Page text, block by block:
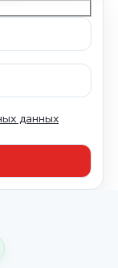
данных